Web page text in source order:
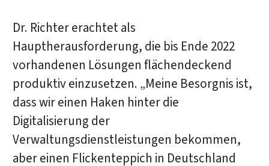
Dr. Richter erachtet als
Hauptherausforderung, die bis Ende 2022
vorhandenen Lösungen flächendeckend
produktiv einzusetzen. „Meine Besorgnis ist,
dass wir einen Haken hinter die
Digitalisierung der
Verwaltungsdienstleistungen bekommen,
aber einen Flickenteppich in Deutschland